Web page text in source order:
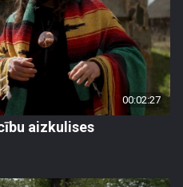
00:02:27
aizkulises